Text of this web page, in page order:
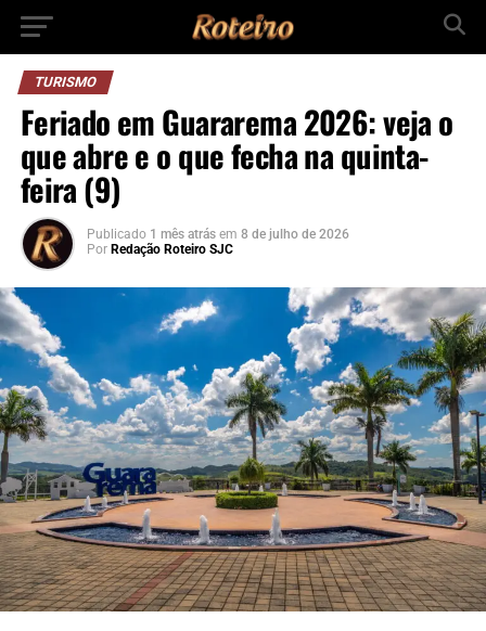
TURISMO
Feriado em Guararema 2026: veja o
que abre e o que fecha na quinta-
feira (9)
Publicado 1 mês atrás em 8 de julho de 2026
Por Redação Roteiro SJC